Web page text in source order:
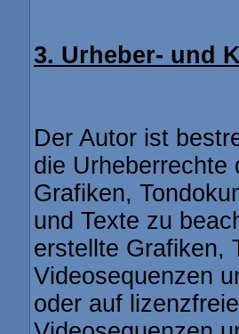
3. Urheber- und
Der Autor ist
die Urheberrechte
Grafiken,
und Texte zu
erstellte Grafiken,
Videosequenzen
oder auf